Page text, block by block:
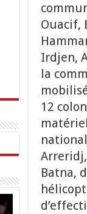
Ouacif,
Irdjen,
la
12
Arreridj,
Batna,